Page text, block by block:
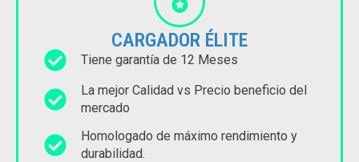
CARGADOR ÉLITE
Tiene garantía de 12 Meses
La mejor Calidad vs Precio beneficio del
mercado
Homologado de máximo rendimiento y
durabilidad.